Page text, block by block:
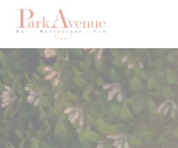
Painel de Gerenciamento de